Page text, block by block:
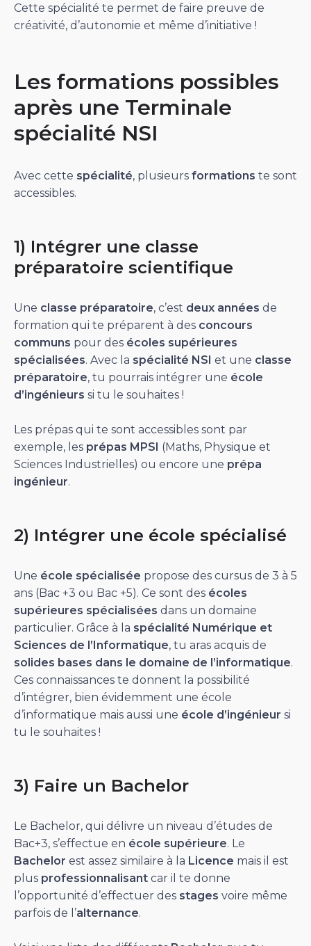
Cette spécialité te permet de faire preuve de
créativité, d’autonomie et même d’initiative !
Les formations possibles
après une Terminale
spécialité NSI
Avec cette spécialité, plusieurs formations te sont
accessibles.
1) Intégrer une classe
préparatoire scientifique
Une classe préparatoire, c’est deux années de
formation qui te préparent à des concours
communs pour des écoles supérieures
spécialisées. Avec la spécialité NSI et une classe
préparatoire, tu pourrais intégrer une école
d’ingénieurs si tu le souhaites !
Les prépas qui te sont accessibles sont par
exemple, les prépas MPSI (Maths, Physique et
Sciences Industrielles) ou encore une prépa
ingénieur.
2) Intégrer une école spécialisé
Une école spécialisée propose des cursus de 3 à 5
ans (Bac +3 ou Bac +5). Ce sont des écoles
supérieures spécialisées dans un domaine
particulier. Grâce à la spécialité Numérique et
Sciences de l’Informatique, tu aras acquis de
solides bases dans le domaine de l’informatique.
Ces connaissances te donnent la possibilité
d’intégrer, bien évidemment une école
d’informatique mais aussi une école d’ingénieur si
tu le souhaites !
3) Faire un Bachelor
Le Bachelor, qui délivre un niveau d’études de
Bac+3, s’effectue en école supérieure. Le
Bachelor est assez similaire à la Licence mais il est
plus professionnalisant car il te donne
l’opportunité d’effectuer des stages voire même
parfois de l’alternance.